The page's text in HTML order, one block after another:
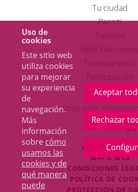
Uso de
cookies
Este sitio web
utiliza cookies
para mejorar
su experiencia
de
navegación.
Más
información
sobre cómo
usamos las
cookies y de
qué manera
puede
Aceptar
Rechazar
Tu ciudad
Para ti
en
Otras webs del
ENLACE
A
UNA
EXTERNA.
A
UNA
ACCESIBILIDAD
MAPA WEB
CONDICIONES
POLÍTICA DE
PROTECCIÓN DE